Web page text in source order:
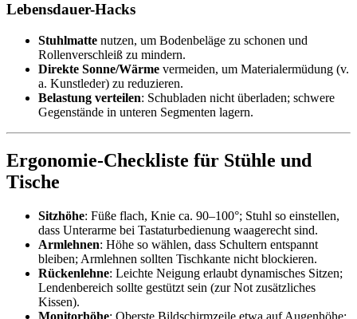
Lebensdauer-Hacks
Stuhlmatte nutzen, um Bodenbeläge zu schonen und
Rollenverschleiß zu mindern.
Direkte Sonne/Wärme vermeiden, um Materialermüdung (v.
a. Kunstleder) zu reduzieren.
Belastung verteilen: Schubladen nicht überladen; schwere
Gegenstände in unteren Segmenten lagern.
Ergonomie-Checkliste für Stühle und
Tische
Sitzhöhe: Füße flach, Knie ca. 90–100°; Stuhl so einstellen,
dass Unterarme bei Tastaturbedienung waagerecht sind.
Armlehnen: Höhe so wählen, dass Schultern entspannt
bleiben; Armlehnen sollten Tischkante nicht blockieren.
Rückenlehne: Leichte Neigung erlaubt dynamisches Sitzen;
Lendenbereich sollte gestützt sein (zur Not zusätzliches
Kissen).
Monitorhöhe: Oberste Bildschirmzeile etwa auf Augenhöhe;